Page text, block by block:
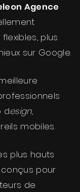
Agence
plus
sur Google.
design,
mobiles.
plus hauts
pour
de